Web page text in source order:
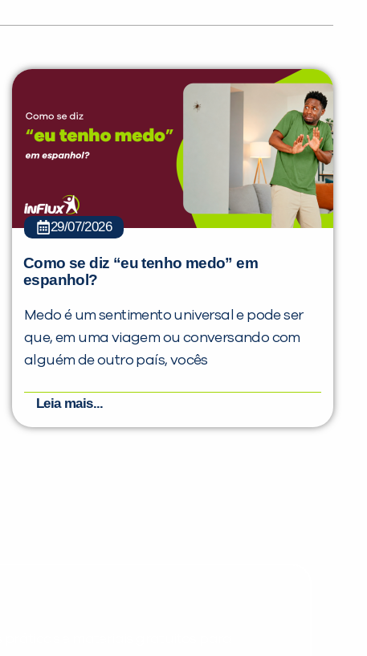
29/07/2026
Como se diz “eu tenho medo” em
espanhol?
Medo é um sentimento universal e pode ser
que, em uma viagem ou conversando com
alguém de outro país, vocês
Leia mais...
PEÇA UMA DEMONSTRAÇÃO DE MÉTODO